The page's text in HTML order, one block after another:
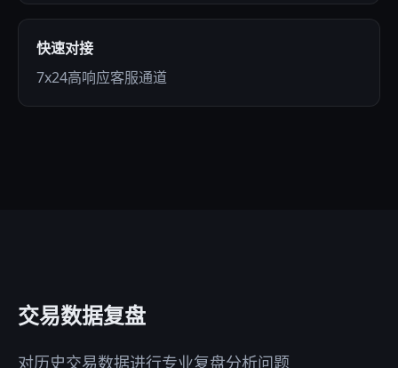
快速对接
7x24高响应客服通道
交易数据复盘
对历史交易数据进行专业复盘分析问题